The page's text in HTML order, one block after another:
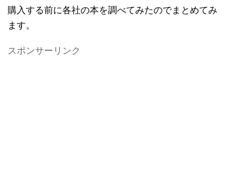
購入する前に各社の本を調べてみたのでまとめてみ
ます。
スポンサーリンク